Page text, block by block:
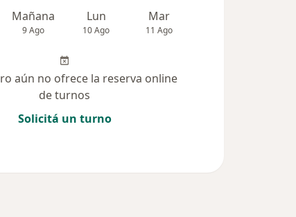
Mañana
9 Ago
Lun
10 Ago
Mar
11 Ago
aún no ofrece la reserva online
de turnos
Solicitá un turno